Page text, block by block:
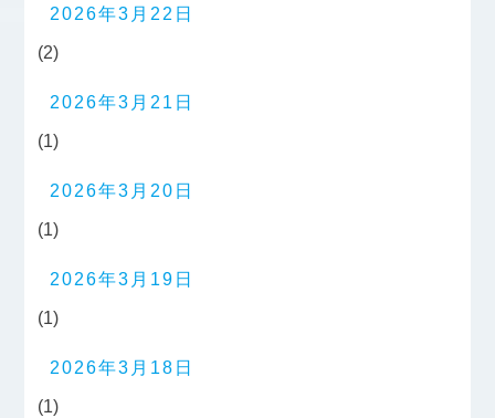
2026年3月22日
(2)
2026年3月21日
(1)
2026年3月20日
(1)
2026年3月19日
(1)
2026年3月18日
(1)